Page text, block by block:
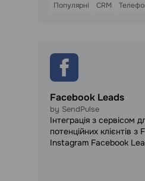
CRM-системою,
Популярні CRM
Facebook Leads
by SendPulse
Інтеграція з сервісом
потенційних клієнтів з
Instagram Facebook